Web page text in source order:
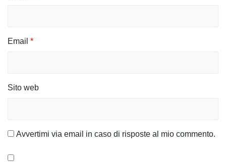
Email *
Sito web
Avvertimi via email in caso di risposte al mio commento.